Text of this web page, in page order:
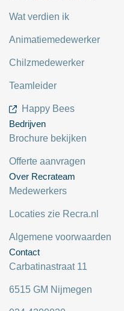
Wat verdien ik
Animatiemedewerker
Chilzmedewerker
Teamleider
Happy Bees
Bedrijven
Brochure bekijken
Offerte aanvragen
Over Recrateam
Medewerkers
Locaties zie Recra.nl
Algemene voorwaarden
Contact
Carbatinastraat 11
6515 GM Nijmegen